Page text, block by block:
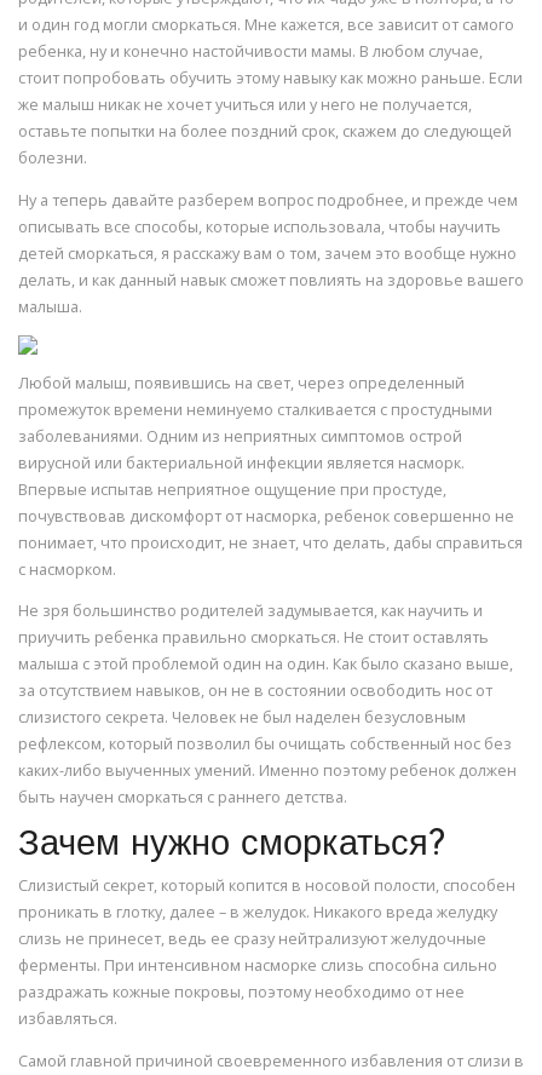
и один год могли сморкаться. Мне кажется, все зависит от самого
ребенка, ну и конечно настойчивости мамы. В любом случае,
стоит попробовать обучить этому навыку как можно раньше. Если
же малыш никак не хочет учиться или у него не получается,
оставьте попытки на более поздний срок, скажем до следующей
болезни.
Ну а теперь давайте разберем вопрос подробнее, и прежде чем
описывать все способы, которые использовала, чтобы научить
детей сморкаться, я расскажу вам о том, зачем это вообще нужно
делать, и как данный навык сможет повлиять на здоровье вашего
малыша.
Любой малыш, появившись на свет, через определенный
промежуток времени неминуемо сталкивается с простудными
заболеваниями. Одним из неприятных симптомов острой
вирусной или бактериальной инфекции является насморк.
Впервые испытав неприятное ощущение при простуде,
почувствовав дискомфорт от насморка, ребенок совершенно не
понимает, что происходит, не знает, что делать, дабы справиться
с насморком.
Не зря большинство родителей задумывается, как научить и
приучить ребенка правильно сморкаться. Не стоит оставлять
малыша с этой проблемой один на один. Как было сказано выше,
за отсутствием навыков, он не в состоянии освободить нос от
слизистого секрета. Человек не был наделен безусловным
рефлексом, который позволил бы очищать собственный нос без
каких-либо выученных умений. Именно поэтому ребенок должен
быть научен сморкаться с раннего детства.
Зачем нужно сморкаться?
Слизистый секрет, который копится в носовой полости, способен
проникать в глотку, далее – в желудок. Никакого вреда желудку
слизь не принесет, ведь ее сразу нейтрализуют желудочные
ферменты. При интенсивном насморке слизь способна сильно
раздражать кожные покровы, поэтому необходимо от нее
избавляться.
Самой главной причиной своевременного избавления от слизи в